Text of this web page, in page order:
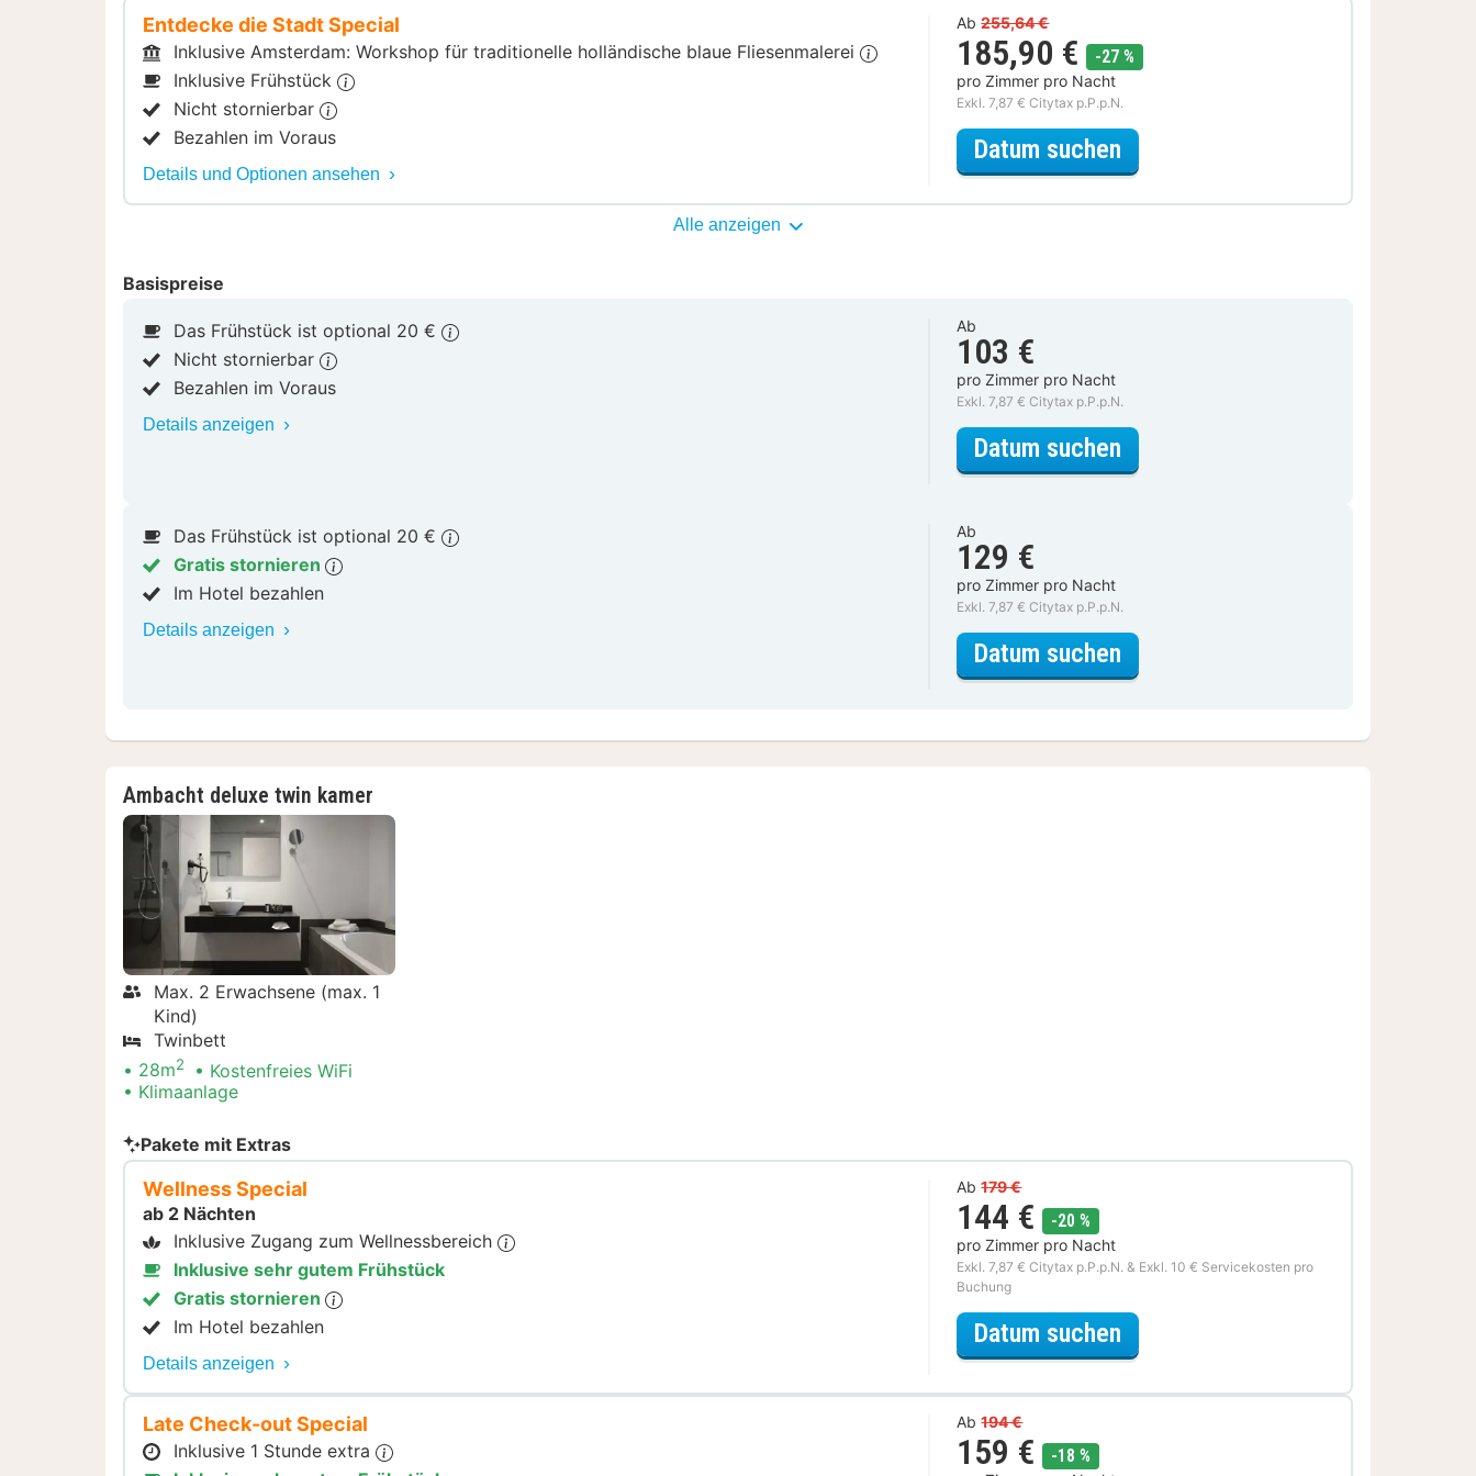
Entdecke die Stadt Special
Inklusive Amsterdam: Workshop für traditionelle holländische blaue Fliesenmalerei
Inklusive Frühstück
Nicht stornierbar
Bezahlen im Voraus
Details und Optionen ansehen
Ab 255,64 €
185,90 € -27 %
pro Zimmer pro Nacht
Exkl. 7,87 € Citytax p.P.p.N.
Datum suchen
Alle anzeigen
Basispreise
Das Frühstück ist optional 20 €
Nicht stornierbar
Bezahlen im Voraus
Details anzeigen
Ab
103 €
pro Zimmer pro Nacht
Exkl. 7,87 € Citytax p.P.p.N.
Datum suchen
Das Frühstück ist optional 20 €
Gratis stornieren
Im Hotel bezahlen
Details anzeigen
Ab
129 €
pro Zimmer pro Nacht
Exkl. 7,87 € Citytax p.P.p.N.
Datum suchen
Ambacht deluxe twin kamer
Max. 2 Erwachsene (max. 1
Kind)
Twinbett
28m2
Kostenfreies WiFi
Klimaanlage
Pakete mit Extras
Wellness Special
ab 2 Nächten
Inklusive Zugang zum Wellnessbereich
Inklusive sehr gutem Frühstück
Gratis stornieren
Im Hotel bezahlen
Details anzeigen
Ab 179 €
144 € -20 %
pro Zimmer pro Nacht
Exkl. 7,87 € Citytax p.P.p.N. & Exkl. 10 € Servicekosten pro
Buchung
Datum suchen
Late Check-out Special
Inklusive 1 Stunde extra
Ab 194 €
159 € -18 %